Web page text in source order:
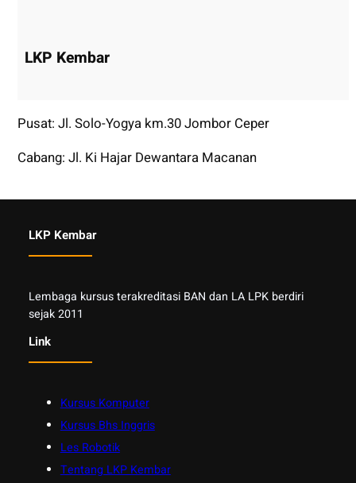
LKP Kembar
Pusat: Jl. Solo-Yogya km.30 Jombor Ceper
Cabang: Jl. Ki Hajar Dewantara Macanan
LKP Kembar
Lembaga kursus terakreditasi BAN dan LA LPK berdiri
sejak 2011
Link
Kursus Komputer
Kursus Bhs Inggris
Les Robotik
Tentang LKP Kembar